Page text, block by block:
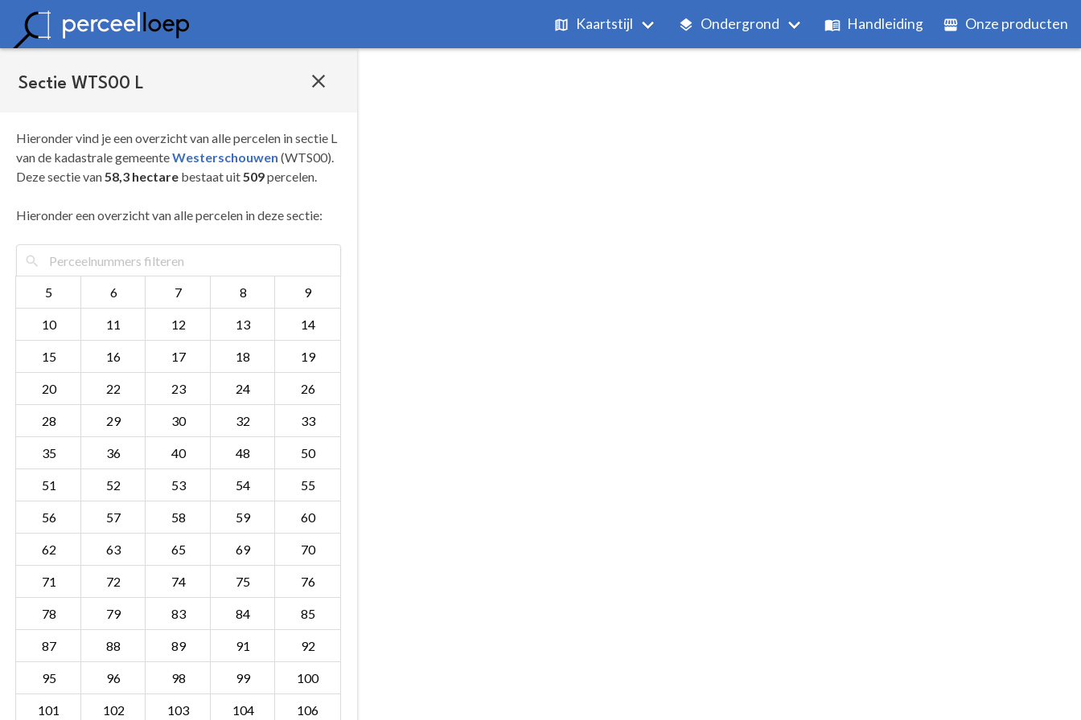
Kaartstijl Ondergrond Handleiding Onze producten
Sectie WTS00 L
Hieronder vind je een overzicht van alle percelen in sectie L
van de kadastrale gemeenteWesterschouwen (WTS00).
Deze sectie van58,3 hectare bestaat uit509percelen.
Hieronder een overzicht van alle percelen in deze sectie:
5 6 7 8 9
10 11 12 13 14
15 16 17 18 19
20 22 23 24 26
28 29 30 32 33
35 36 40 48 50
51 52 53 54 55
56 57 58 59 60
62 63 65 69 70
71 72 74 75 76
78 79 83 84 85
87 88 89 91 92
95 96 98 99 100
101 102 103 104 106